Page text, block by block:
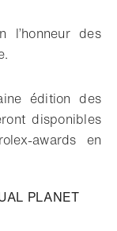
l’honneur des
édition des
disponibles
awards en
PLANET